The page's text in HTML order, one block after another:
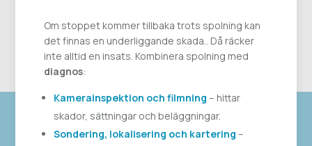
Om stoppet kommer tillbaka trots spolning kan
det finnas en underliggande skada.. Då räcker
inte alltid en insats. Kombinera spolning med
diagnos:
Kamerainspektion och filmning – hittar
skador, sättningar och beläggningar.
Sondering, lokalisering och kartering –